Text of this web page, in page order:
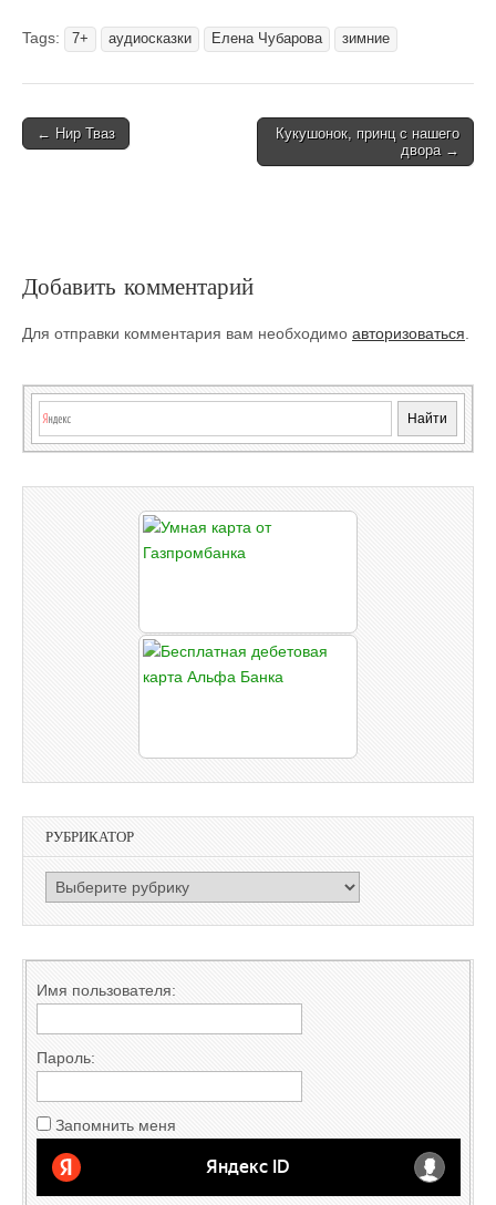
Tags: 7+ аудиосказки Елена Чубарова зимние
Post
← Нир Тваз
Кукушонок, принц с нашего
двора →
Добавить комментарий
Для отправки комментария вам необходимо авторизоваться
РУБРИКАТОР
РУБРИКАТОР
Имя пользователя:
Пароль:
Запомнить меня